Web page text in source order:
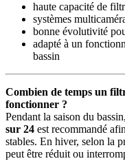
haute capacité de
systèmes
bonne évolutivité
adapté à un
bassin
Combien de temps un
fonctionner ?
Pendant la saison du
sur 24 est recommandé
stables. En hiver, selon la
peut être réduit ou